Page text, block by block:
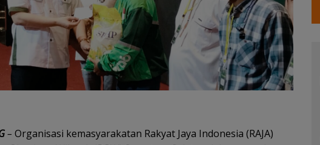
– Organisasi kemasyarakatan Rakyat Jaya Indonesia (RAJA)